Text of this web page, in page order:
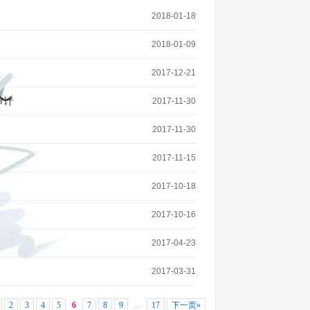
2018-01-18
2018-01-09
2017-12-21
2017-11-30
计
2017-11-30
2017-11-15
2017-10-18
2017-10-16
2017-04-23
2017-03-31
2 3 4 5 6 7 8 9 ... 17 下一页»